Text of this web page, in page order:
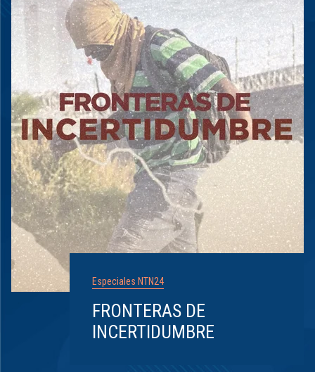
Especiales NTN24
FRONTERAS DE
INCERTIDUMBRE